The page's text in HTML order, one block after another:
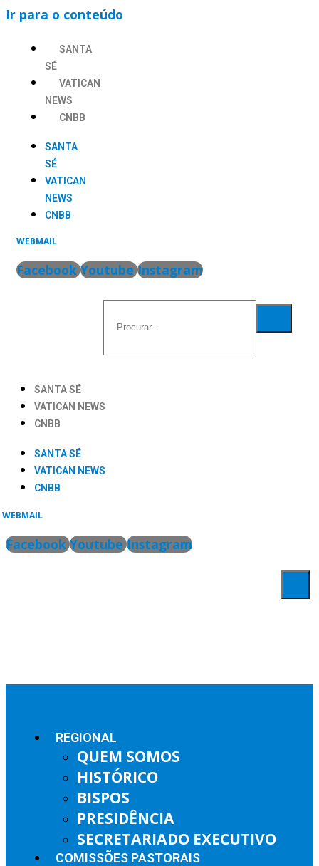
Ir para o conteúdo
SANTA
SÉ
VATICAN
NEWS
CNBB
SANTA
SÉ
VATICAN
NEWS
CNBB
WEBMAIL
Facebook Youtube Instagram
SANTA SÉ
VATICAN NEWS
CNBB
SANTA SÉ
VATICAN NEWS
CNBB
WEBMAIL
Facebook Youtube Instagram
REGIONAL
QUEM SOMOS
HISTÓRICO
BISPOS
PRESIDÊNCIA
SECRETARIADO EXECUTIVO
COMISSÕES PASTORAIS